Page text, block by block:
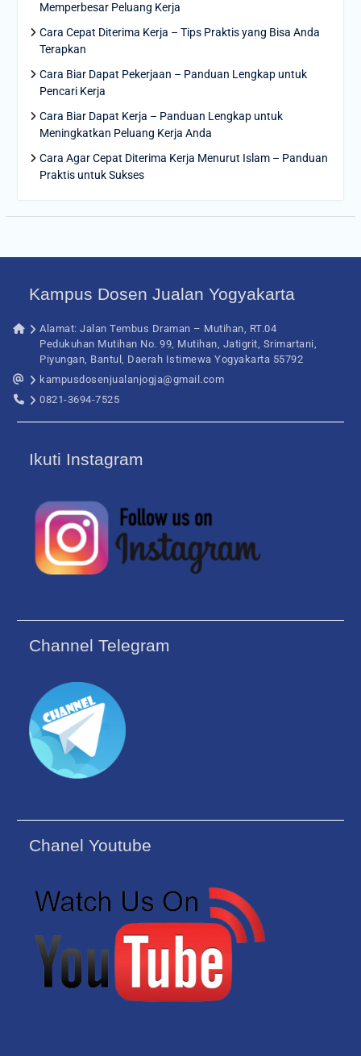
Memperbesar Peluang Kerja
Cara Cepat Diterima Kerja – Tips Praktis yang Bisa Anda
Terapkan
Cara Biar Dapat Pekerjaan – Panduan Lengkap untuk
Pencari Kerja
Cara Biar Dapat Kerja – Panduan Lengkap untuk
Meningkatkan Peluang Kerja Anda
Cara Agar Cepat Diterima Kerja Menurut Islam – Panduan
Praktis untuk Sukses
Kampus Dosen Jualan Yogyakarta
Alamat: Jalan Tembus Draman – Mutihan, RT.04
Pedukuhan Mutihan No. 99, Mutihan, Jatigrit, Srimartani,
Piyungan, Bantul, Daerah Istimewa Yogyakarta 55792
kampusdosenjualanjogja@gmail.com
0821-3694-7525
Ikuti Instagram
Channel Telegram
Chanel Youtube